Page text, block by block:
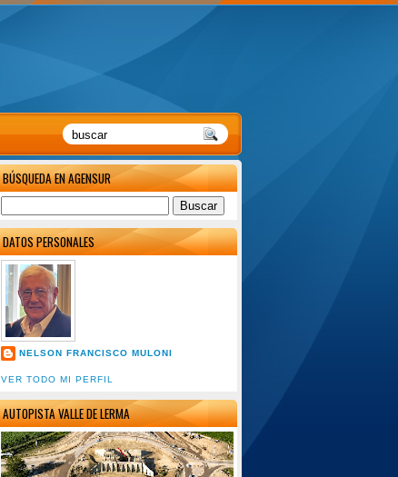
BÚSQUEDA EN AGENSUR
DATOS PERSONALES
NELSON FRANCISCO MULONI
VER TODO MI PERFIL
AUTOPISTA VALLE DE LERMA